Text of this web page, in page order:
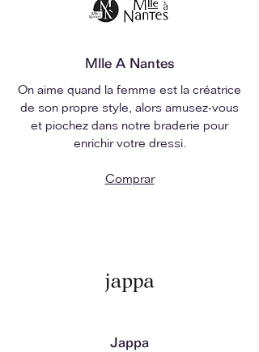
Mlle A Nantes
On aime quand la femme est la créatrice
de son propre style, alors amusez-vous
et piochez dans notre braderie pour
enrichir votre dressi.
Comprar
Jappa